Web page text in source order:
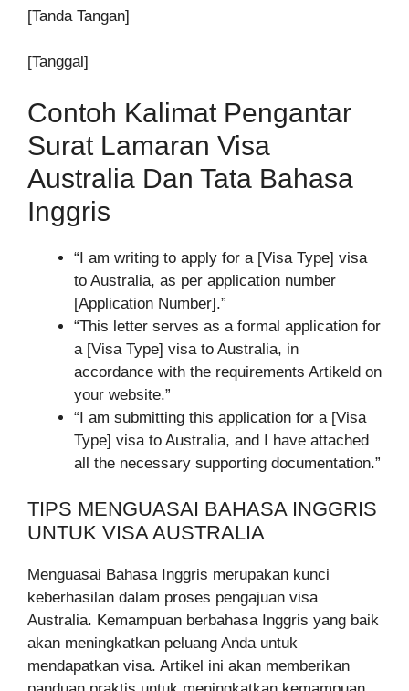
[Tanda Tangan]
[Tanggal]
Contoh Kalimat Pengantar
Surat Lamaran Visa
Australia Dan Tata Bahasa
Inggris
“I am writing to apply for a [Visa Type] visa
to Australia, as per application number
[Application Number].”
“This letter serves as a formal application for
a [Visa Type] visa to Australia, in
accordance with the requirements Artikeld on
your website.”
“I am submitting this application for a [Visa
Type] visa to Australia, and I have attached
all the necessary supporting documentation.”
TIPS MENGUASAI BAHASA INGGRIS
UNTUK VISA AUSTRALIA
Menguasai Bahasa Inggris merupakan kunci
keberhasilan dalam proses pengajuan visa
Australia. Kemampuan berbahasa Inggris yang baik
akan meningkatkan peluang Anda untuk
mendapatkan visa. Artikel ini akan memberikan